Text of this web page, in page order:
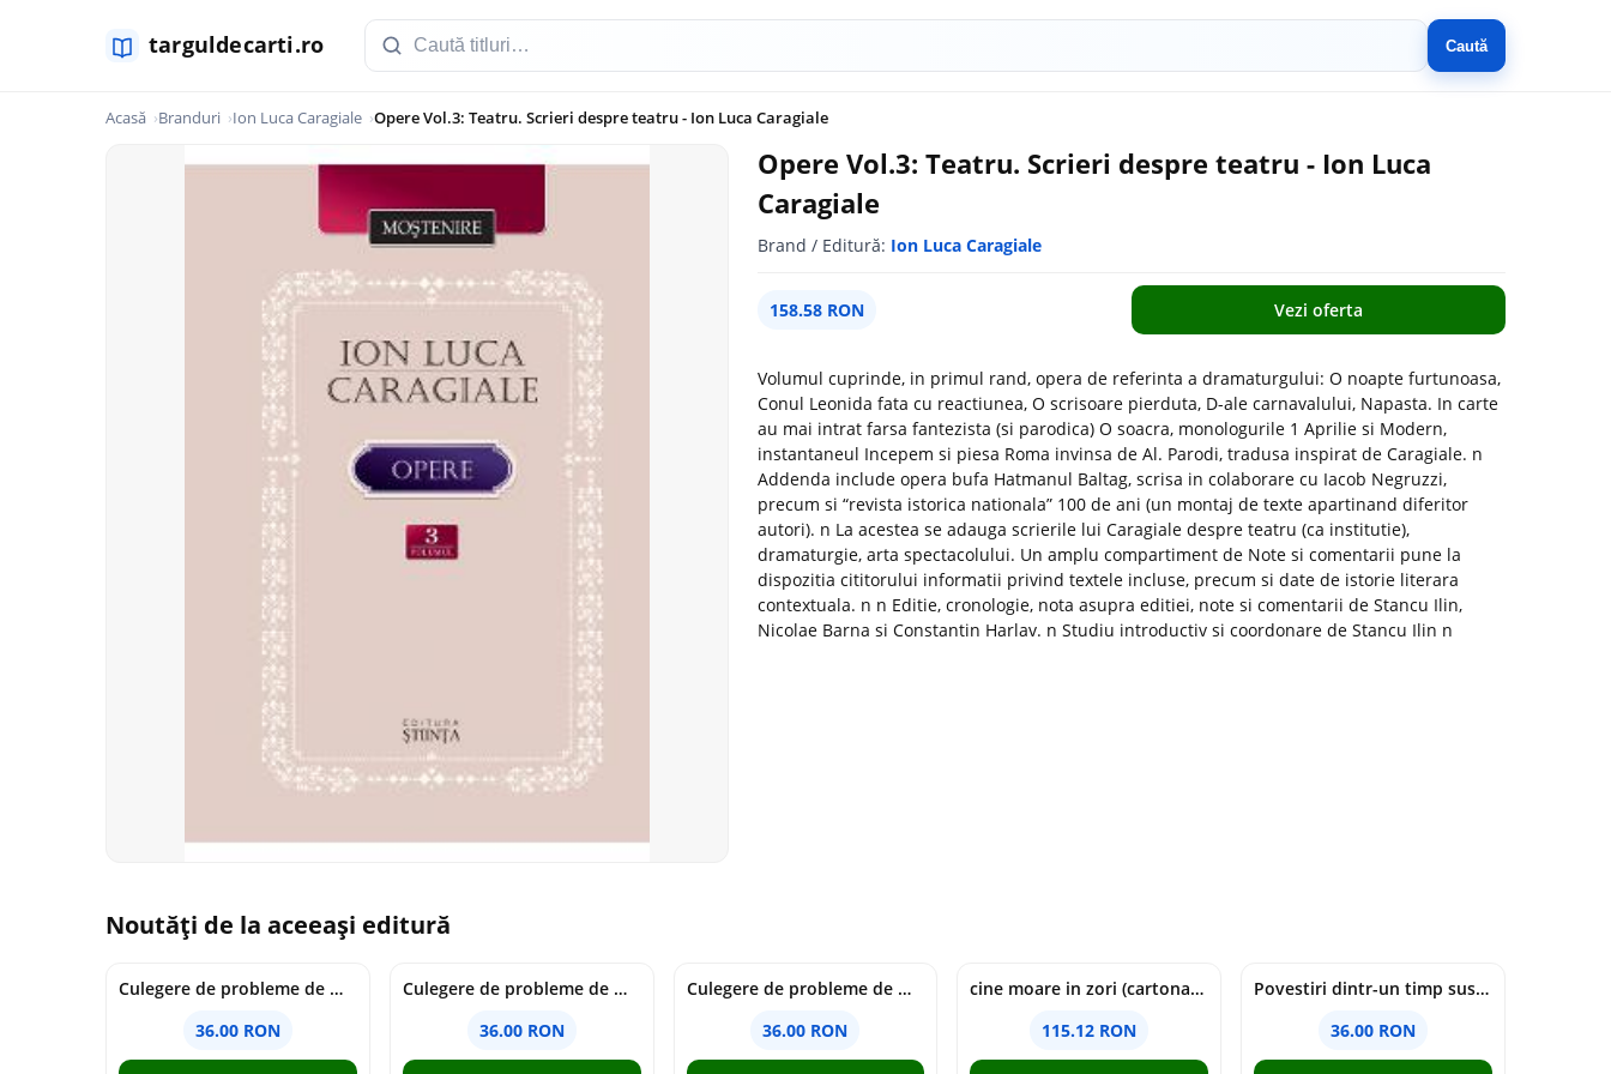
Caută
Acasă Branduri Ion Luca Caragiale Opere Vol.3: Teatru. Scrieri despre teatru - Ion Luca Caragiale
Opere Vol.3: Teatru. Scrieri despre teatru - Ion Luca
Caragiale
Brand / Editură: Ion Luca Caragiale
158.58 RON Vezi oferta
Volumul cuprinde, in primul rand, opera de referinta a dramaturgului: O noapte furtunoasa,
Conul Leonida fata cu reactiunea, O scrisoare pierduta, D-ale carnavalului, Napasta. In carte
au mai intrat farsa fantezista (si parodica) O soacra, monologurile 1 Aprilie si Modern,
instantaneul Incepem si piesa Roma invinsa de Al. Parodi, tradusa inspirat de Caragiale. n
Addenda include opera bufa Hatmanul Baltag, scrisa in colaborare cu Iacob Negruzzi,
precum si “revista istorica nationala” 100 de ani (un montaj de texte apartinand diferitor
autori). n La acestea se adauga scrierile lui Caragiale despre teatru (ca institutie),
dramaturgie, arta spectacolului. Un amplu compartiment de Note si comentarii pune la
dispozitia cititorului informatii privind textele incluse, precum si date de istorie literara
contextuala. n n Editie, cronologie, nota asupra editiei, note si comentarii de Stancu Ilin,
Nicolae Barna si Constantin Harlav. n Studiu introductiv si coordonare de Stancu Ilin n
Noutăți de la aceeași editură
Culegere de probleme de matematica - Clasa 7 - Ioana Monalisa Manea
36.00 RON
Culegere de probleme de matematica - Clasa 6 - Ioana Monalisa Manea, Cristina Neagoe
36.00 RON
Culegere de probleme de matematica - Clasa 5 - Ioana Monalisa Manea, Cristina Neagoe
36.00 RON
cine moare in zori (cartonata) - holly jackson
115.12 RON
Povestiri dintr-un timp suspendat - Simona Mihutiu
36.00 RON